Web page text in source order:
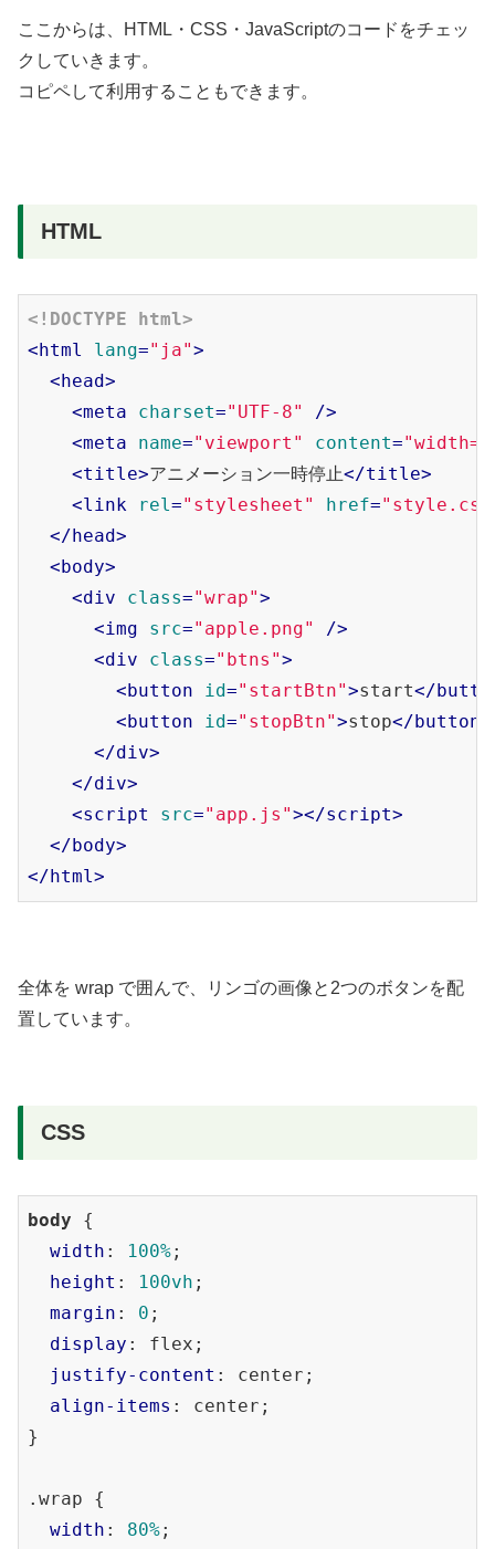
ここからは、HTML・CSS・JavaScriptのコードをチェッ
クしていきます。
コピペして利用することもできます。
HTML
<!DOCTYPE html>
<html lang="ja">
<head>
<meta charset="UTF-8"
/>
<meta name="viewport" content=
<title>アニメーション一時停止</title>
<link rel="stylesheet" href=
</head>
<body>
<div class="wrap">
<img src="apple.png"
/>
<div class="btns">
<button id="startBtn">start</
<button id="stopBtn">stop</button
</div>
</div>
<script src="app.js"></script>
</body>
</html>
全体を wrap で囲んで、リンゴの画像と2つのボタンを配
置しています。
CSS
body {
width : 100%;
height : 100vh ;
margin : 0 ;
display : flex;
justify-content : center;
align-items : center;
}
.wrap {
width : 80%;